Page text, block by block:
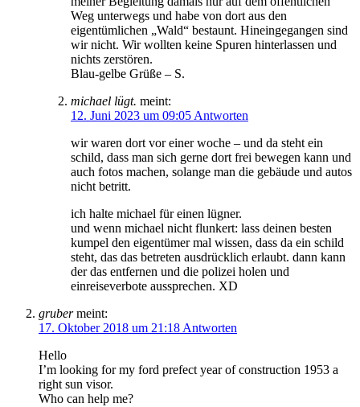
Weg unterwegs und habe von dort aus den
eigentümlichen „Wald“ bestaunt. Hineingegangen sind
wir nicht. Wir wollten keine Spuren hinterlassen und
nichts zerstören.
Blau-gelbe Grüße – S.
michael lügt. meint:
12. Juni 2023 um 09:05Antworten
wir waren dort vor einer woche – und da steht ein
schild, dass man sich gerne dort frei bewegen kann und
auch fotos machen, solange man die gebäude und autos
nicht betritt.
ich halte michael für einen lügner.
und wenn michael nicht flunkert: lass deinen besten
kumpel den eigentümer mal wissen, dass da ein schild
steht, das das betreten ausdrücklich erlaubt. dann kann
der das entfernen und die polizei holen und
einreiseverbote aussprechen. XD
gruber meint:
17. Oktober 2018 um 21:18Antworten
Hello
I’m looking for my ford prefect year of construction 1953 a
right sun visor.
Who can help me?